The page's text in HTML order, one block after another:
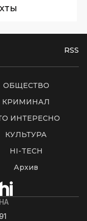
RSS
ОБЩЕСТВО
КРИМИНАЛ
ИНТЕРЕСНО
КУЛЬТУРА
HI-TECH
Архив